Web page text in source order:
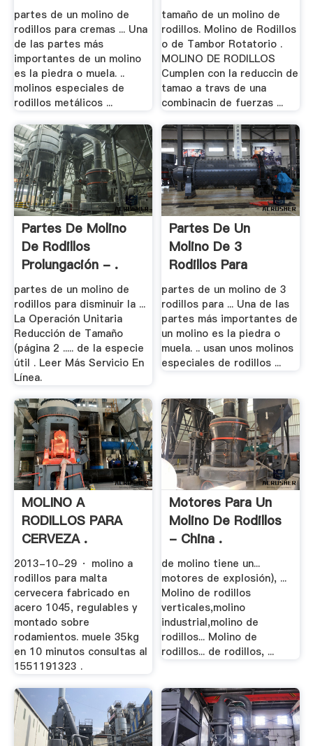
partes de un molino de
rodillos para cremas ... Una
de las partes más
importantes de un molino
es la piedra o muela. ..
molinos especiales de
rodillos metálicos ...
tamaño de un molino de
rodillos. Molino de Rodillos
o de Tambor Rotatorio .
MOLINO DE RODILLOS
Cumplen con la reduccin de
tamao a travs de una
combinacin de fuerzas ...
Partes De Molino
De Rodillos
Prolungación - .
partes de un molino de
rodillos para disminuir la ...
La Operación Unitaria
Reducción de Tamaño
(página 2 ..... de la especie
útil . Leer Más Servicio En
Línea.
Partes De Un
Molino De 3
Rodillos Para
Pomadas
partes de un molino de 3
rodillos para ... Una de las
partes más importantes de
un molino es la piedra o
muela. .. usan unos molinos
especiales de rodillos ...
MOLINO A
RODILLOS PARA
CERVEZA .
2013-10-29 · molino a
rodillos para malta
cervecera fabricado en
acero 1045, regulables y
montado sobre
rodamientos. muele 35kg
en 10 minutos consultas al
1551191323 .
Motores Para Un
Molino De Rodillos
- China .
de molino tiene un...
motores de explosión), ...
Molino de rodillos
verticales,molino
industrial,molino de
rodillos... Molino de
rodillos... de rodillos, ...